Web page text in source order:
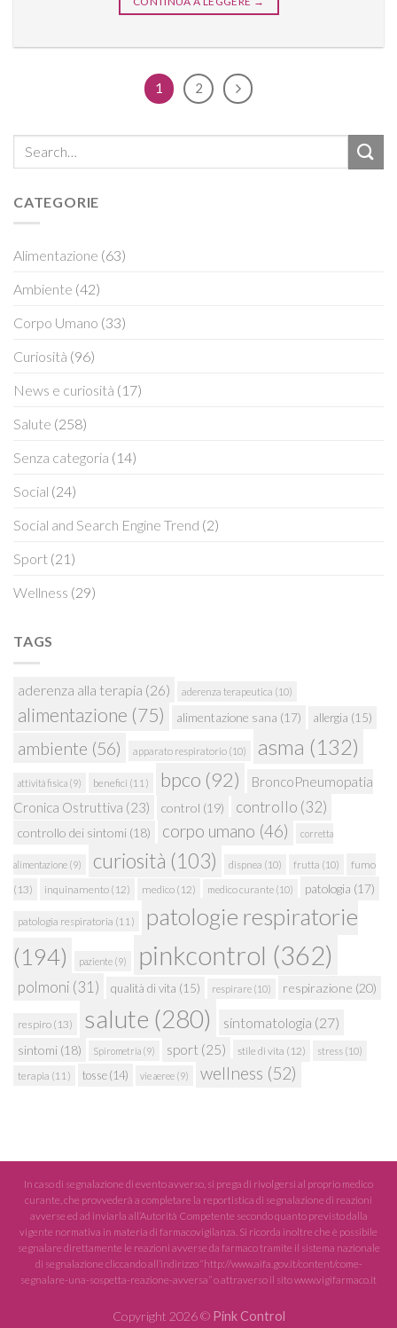
1 2
CATEGORIE
Alimentazione (63)
Ambiente (42)
Corpo Umano (33)
Curiosità (96)
News e curiosità (17)
Salute (258)
Senza categoria (14)
Social (24)
Social and Search Engine Trend (2)
Sport (21)
Wellness (29)
TAGS
aderenza alla terapia (26) aderenza terapeutica (10)
alimentazione (75) alimentazione sana (17) allergia (15)
ambiente (56) apparato respiratorio (10) asma (132)
attività fisica (9) benefici (11) bpco (92)
BroncoPneumopatia
Cronica Ostruttiva (23) control (19) controllo (32)
controllo dei sintomi (18) corpo umano (46) corretta
alimentazione (9) curiosità (103) dispnea (10) frutta (10)
fumo
(13)
inquinamento (12) medico (12) medico curante (10) patologia (17)
patologia respiratoria (11)
patologie respiratorie
(194)
paziente (9) pinkcontrol (362)
polmoni (31) qualità di vita (15) respirare (10) respirazione (20)
respiro (13) salute (280) sintomatologia (27)
sintomi (18) Spirometria (9) sport (25) stile di vita (12) stress (10)
terapia (11) tosse(14) vie aeree (9) wellness (52)
In caso di segnalazione di evento avverso, si prega di rivolgersi al proprio medico
curante, che provvederà a completare la reportistica di segnalazione di reazioni
avverse ed ad inviarla all’Autorità Competente secondo quanto previsto dalla
vigente normativa in materia di farmacovigilanza. Si ricorda inoltre che è possibile
segnalare direttamente le reazioni avverse da farmaco tramite il sistema nazionale
di segnalazione cliccando all’indirizzo “http://www.aifa.gov.it/content/come-
segnalare-una-sospetta-reazione-avversa” o attraverso il sito www.vigifarmaco.it
Copyright 2026 © Pink Control